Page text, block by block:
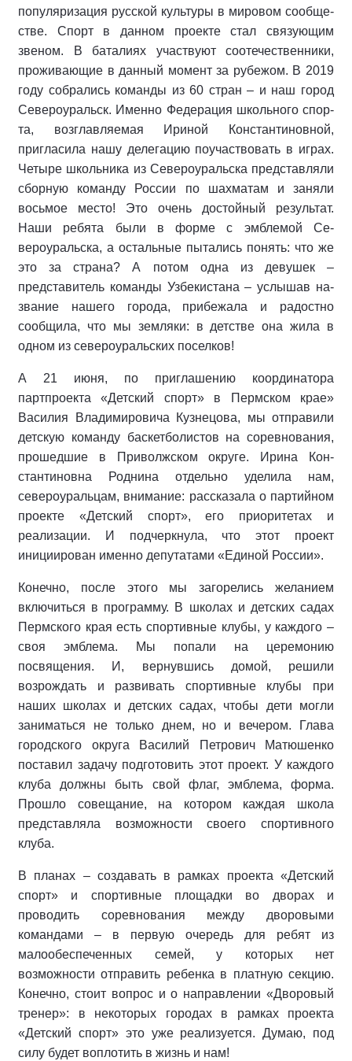
популяризация рус­ской культуры в мировом сообще­
стве. Спорт в данном проекте стал связующим
звеном. В баталиях уча­ствуют соотечественники,
прожива­ющие в данный момент за рубежом. В 2019
году собрались команды из 60 стран – и наш город
Североуральск. Именно Федерация школьного спор­
та, возглавляемая Ириной Констан­тиновной,
пригласила нашу делега­цию поучаствовать в играх.
Четыре школьника из Североуральска пред­ставляли
сборную команду России по шахматам и заняли
восьмое место! Это очень достойный результат.
Наши ребята были в форме с эмблемой Се­
вероуральска, а остальные пытались понять: что же
это за страна? А по­том одна из девушек –
представитель команды Узбекистана – услышав на­
звание нашего города, прибежала и радостно
сообщила, что мы земляки: в детстве она жила в
одном из севе­роуральских поселков!
А 21 июня, по приглашению коор­динатора
партпроекта «Детский спорт» в Пермском крае»
Василия Владимировича Кузнецова, мы от­правили
детскую команду баскетбо­листов на соревнования,
прошедшие в Приволжском округе. Ирина Кон­
стантиновна Роднина отдельно уде­лила нам,
североуральцам, внима­ние: рассказала о партийном
проекте «Детский спорт», его приоритетах и
реализации. И подчеркнула, что этот проект
инициирован именно депута­тами «Единой России».
Конечно, после этого мы загорелись желанием
включиться в программу. В школах и детских садах
Пермского края есть спортивные клубы, у каждо­го –
своя эмблема. Мы попали на це­ремонию
посвящения. И, вернувшись домой, решили
возрождать и развивать спортивные клубы при
наших школах и детских садах, чтобы дети могли
зани­маться не только днем, но и вечером. Глава
городского округа Василий Петрович Матюшенко
поставил зада­чу подготовить этот проект. У каждого
клуба должны быть свой флаг, эмблема, форма.
Прошло совещание, на котором каждая школа
представляла возмож­ности своего спортивного
клуба.
В планах – создавать в рамках проекта «Детский
спорт» и спортивные площад­ки во дворах и
проводить соревнования между дворовыми
командами – в первую очередь для ребят из
малообеспечен­ных семей, у которых нет
возможности отправить ребенка в платную секцию.
Конечно, стоит вопрос и о направлении «Дворовый
тренер»: в некоторых го­родах в рамках проекта
«Детский спорт» это уже реализуется. Думаю, под
силу будет воплотить в жизнь и нам!